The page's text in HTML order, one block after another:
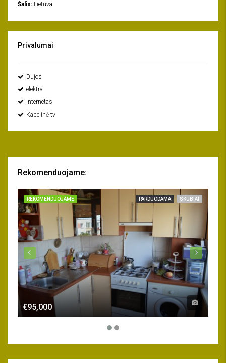
Šalis: Lietuva
Privalumai
Dujos
elektra
Internetas
Kabelinė tv
Rekomenduojame:
REKOMENDUOJAME PARDUODAMA SKUBIAI
€95,000